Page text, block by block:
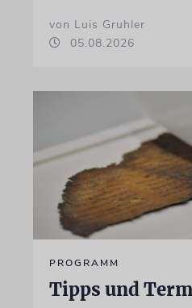
von Luis Gruhler
05.08.2026
PROGRAMM
Tipps und